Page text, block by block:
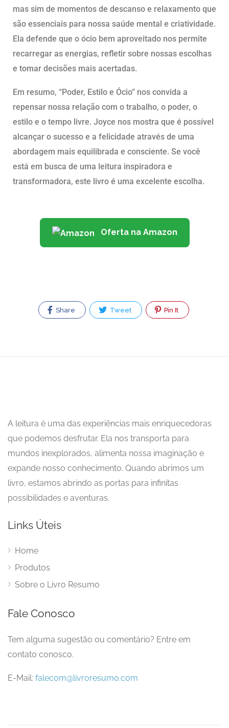
mas sim de momentos de descanso e relaxamento que
são essenciais para nossa saúde mental e criatividade.
Ela defende que o ócio bem aproveitado nos permite
recarregar as energias, refletir sobre nossas escolhas
e tomar decisões mais acertadas.
Em resumo, “Poder, Estilo e Ócio” nos convida a
repensar nossa relação com o trabalho, o poder, o
estilo e o tempo livre. Joyce nos mostra que é possível
alcançar o sucesso e a felicidade através de uma
abordagem mais equilibrada e consciente. Se você
está em busca de uma leitura inspiradora e
transformadora, este livro é uma excelente escolha.
Oferta na Amazon
Share Tweet Pin It
A leitura é uma das experiências mais enriquecedoras
que podemos desfrutar. Ela nos transporta para
mundos inexplorados, alimenta nossa imaginação e
expande nosso conhecimento. Quando abrimos um
livro, estamos abrindo as portas para infinitas
possibilidades e aventuras.
Links Úteis
Home
Produtos
Sobre o Livro Resumo
Fale Conosco
Tem alguma sugestão ou comentário? Entre em
contato conosco.
E-Mail: falecom@livroresumo.com